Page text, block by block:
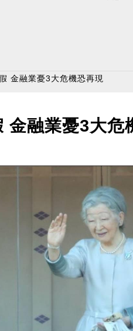
金融業憂3大危機恐再現
金融業憂3大危